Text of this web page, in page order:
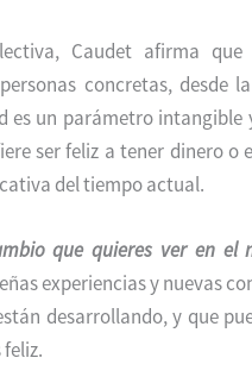
Caudet afirma
concretas, desde
es un parámetro intangible
ser feliz a tener dinero o
del tiempo actual.
que quieres ver en el
experiencias y nuevas
desarrollando, y que